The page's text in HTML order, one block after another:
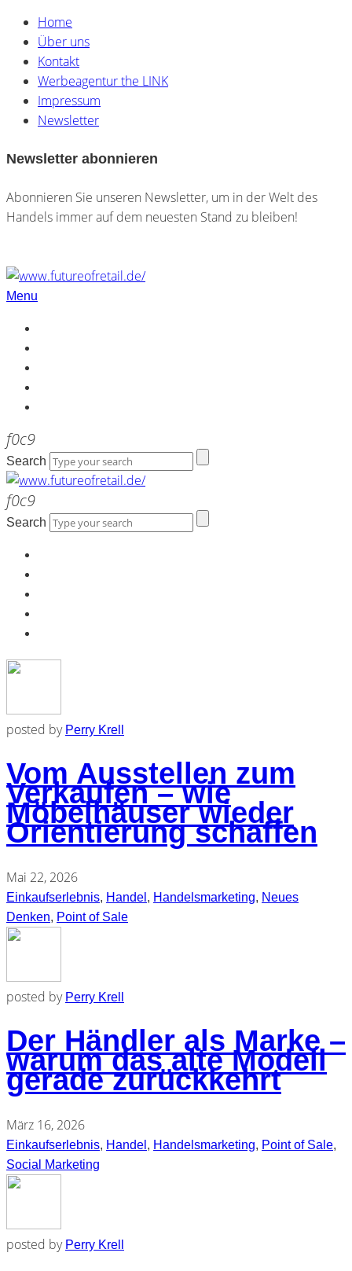
Home
Über uns
Kontakt
Werbeagentur the LINK
Impressum
Newsletter
Newsletter abonnieren
Abonnieren Sie unseren Newsletter, um in der Welt des
Handels immer auf dem neuesten Stand zu bleiben!
Menu
Search
Search
posted by Perry Krell
Vom Ausstellen zum
Verkaufen – wie
Möbelhäuser wieder
Orientierung schaffen
Mai 22, 2026
Einkaufserlebnis, Handel , Handelsmarketing, Neues
Denken, Point of Sale
posted by Perry Krell
Der Händler als Marke –
warum das alte Modell
gerade zurückkehrt
März 16, 2026
Einkaufserlebnis, Handel , Handelsmarketing, Point of Sale,
Social Marketing
posted by Perry Krell